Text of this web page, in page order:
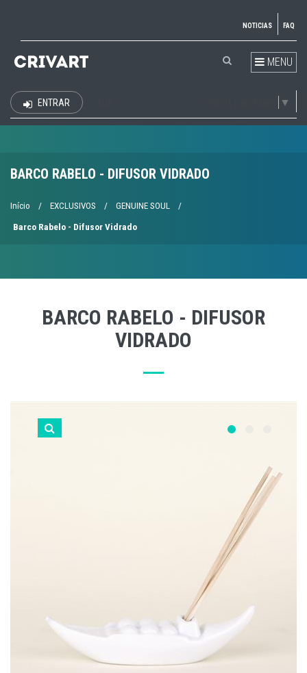
NOTICIAS FAQ
MENU
▼
ENTRAR
BARCO RABELO - DIFUSOR VIDRADO
Início / EXCLUSIVOS / GENUINE SOUL /
Barco Rabelo - Difusor Vidrado
BARCO RABELO - DIFUSOR
VIDRADO